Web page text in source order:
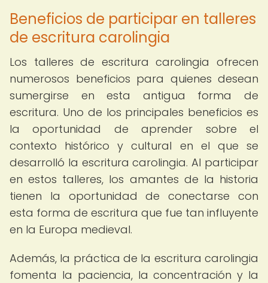
Beneficios de participar en talleres
de escritura carolingia
Los talleres de escritura carolingia ofrecen
numerosos beneficios para quienes desean
sumergirse en esta antigua forma de
escritura. Uno de los principales beneficios es
la oportunidad de aprender sobre el
contexto histórico y cultural en el que se
desarrolló la escritura carolingia. Al participar
en estos talleres, los amantes de la historia
tienen la oportunidad de conectarse con
esta forma de escritura que fue tan influyente
en la Europa medieval.
Además, la práctica de la escritura carolingia
fomenta la paciencia, la concentración y la